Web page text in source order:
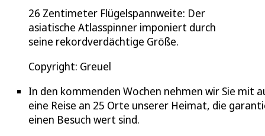
26 Zentimeter Flügelspannweite: Der
asiatische Atlasspinner imponiert durch
seine rekordverdächtige Größe.
Copyright: Greuel
In den kommenden Wochen nehmen wir Sie mit
eine Reise an 25 Orte unserer Heimat, die
einen Besuch wert sind.